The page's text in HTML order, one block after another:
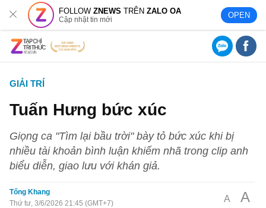
FOLLOWZNEWS TRÊNZALO OA
Cập nhật tin mới OPEN
GIẢI TRÍ
Tuấn Hưng bức xúc
Giọng ca "Tìm lại bầu trời" bày tỏ bức xúc khi bị
nhiều tài khoản bình luận khiếm nhã trong clip anh
biểu diễn, giao lưu với khán giả.
Tống Khang
Thứ tư, 3/6/2026 21:45 (GMT+7)
A A